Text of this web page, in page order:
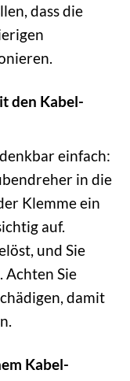
dass die
den Kabel-
einfach:
in die
Klemme ein
auf.
und Sie
Achten Sie
damit
Kabel-